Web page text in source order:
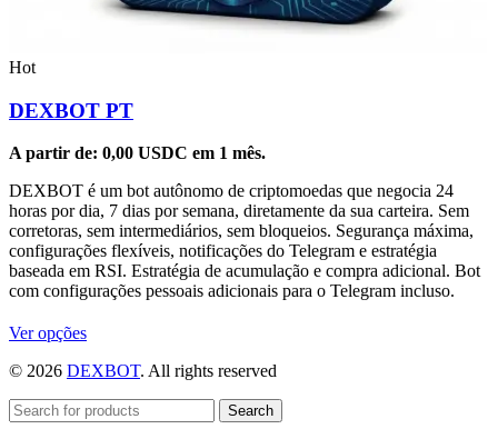
Hot
DEXBOT PT
A partir de: 0,00 USDC em 1 mês.
DEXBOT é um bot autônomo de criptomoedas que negocia 24
horas por dia, 7 dias por semana, diretamente da sua carteira. Sem
corretoras, sem intermediários, sem bloqueios. Segurança máxima,
configurações flexíveis, notificações do Telegram e estratégia
baseada em RSI. Estratégia de acumulação e compra adicional. Bot
com configurações pessoais adicionais para o Telegram incluso.
Ver opçõesEste
tem
variantes.
© 2026 DEXBOT. All rights reserved
Search